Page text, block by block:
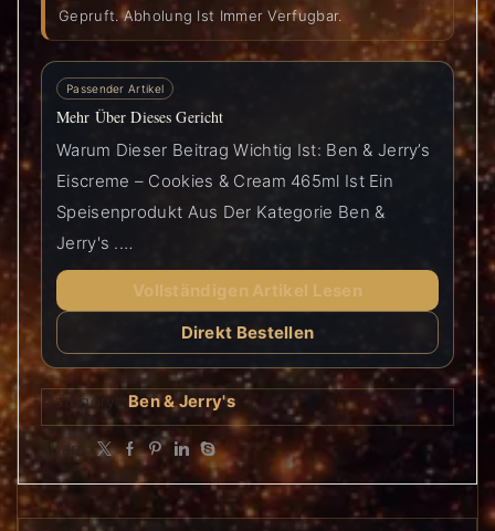
Gepruft. Abholung Ist Immer Verfugbar.
Passender Artikel
Mehr Über Dieses Gericht
Warum Dieser Beitrag Wichtig Ist: Ben & Jerry’s
Eiscreme – Cookies & Cream 465ml Ist Ein
Speisenprodukt Aus Der Kategorie Ben &
Jerry's .…
Vollständigen Artikel Lesen
Direkt Bestellen
Category: Ben & Jerry's
Share: